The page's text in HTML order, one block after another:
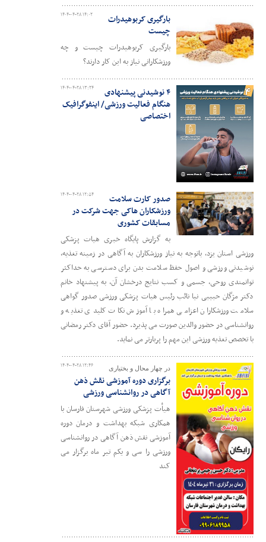
۱۴۰۴-۰۴-۲۸ ۱۴:۰۲
بارگیری کربوهیدرات
چیست
بارگیری کربوهیدرات چیست و چه
ورزشکارانی نیاز به این کار دارند؟
۱۴۰۴-۰۴-۲۸ ۱۳:۲۴
۴ نوشیدنی پیشنهادی
هنگام فعالیت ورزشی/ اینفوگرافیک
اختصاصی
۱۴۰۴-۰۴-۲۸ ۱۲:۵۴
صدور کارت سلامت
ورزشکاران هاکی جهت شرکت در
مسابقات کشوری
به گزارش پایگاه خبری هیات پزشکی
ورزشی استان یزد، باتوجه به نیاز ورزشکاران به آگاهی در زمینه تغذیه،
نوشیدنی ورزشی و اصول حفظ سلامت بدن برای دسترسی به حداکثر
توانمندی روحی، جسمی و کسب نتایج درخشان آن، به پیشنهاد خانم
دکتر مژگان حبیبی نیا نائب رئیس هیات پزشکی ورزشی صدور گواهی
سلامت ورزشکاران اعزامی همراه با آموزش نکات کلیدی تغذیه و
روانشناسی در حضور والدین صورت می پذیرد. حضور آقای دکتر رمضانی
با تخصص تغذیه ورزشی این مهم را پربارتر می نماید.
۱۴۰۴-۰۴-۲۸ ۱۲:۴۶ در چهار محال و بختیاری
برگزاری دوره آموزشی نقش ذهن
آگاهی در روانشناسی ورزشی
هیأت پزشکی ورزشی شهرستان فارسان با
همکاری شبکه بهداشت و درمان دوره
آموزشی نقش ذهن آگاهی در روانشناسی
ورزشی را سی و یکم تیر ماه برگزار می
کند